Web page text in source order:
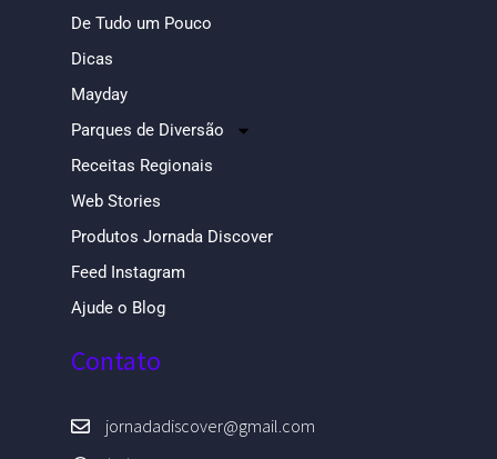
De Tudo um Pouco
Dicas
Mayday
Parques de Diversão
Receitas Regionais
Web Stories
Produtos Jornada Discover
Feed Instagram
Ajude o Blog
Contato
jornadadiscover@gmail.com